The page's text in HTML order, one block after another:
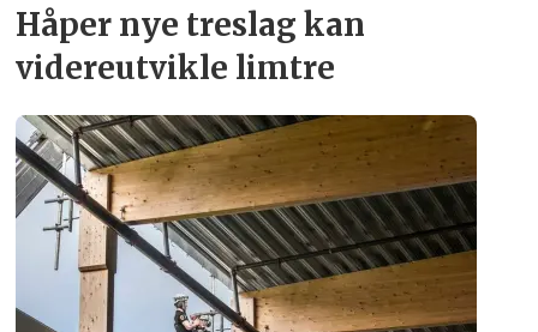
Håper nye treslag kan
videreutvikle limtre